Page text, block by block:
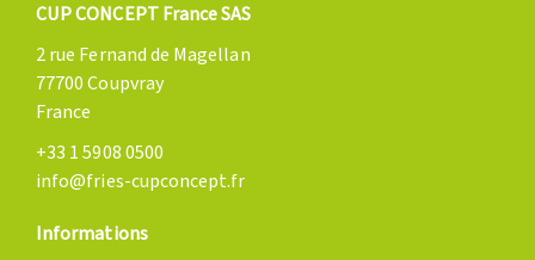
CUP CONCEPT France SAS
2 rue Fernand de Magellan
77700 Coupvray
France
+33 1 5908 0500
info@fries-cupconcept.fr
Informations